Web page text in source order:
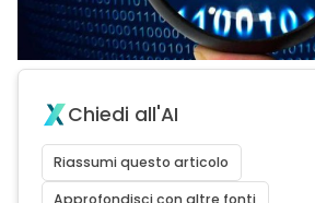
Chiedi all'AI
Riassumi questo articolo
Approfondisci con altre fonti